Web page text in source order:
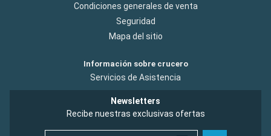
Condiciones generales de venta
Seguridad
Mapa del sitio
Información sobre crucero
Servicios de Asistencia
Newsletters
Recibe nuestras exclusivas ofertas